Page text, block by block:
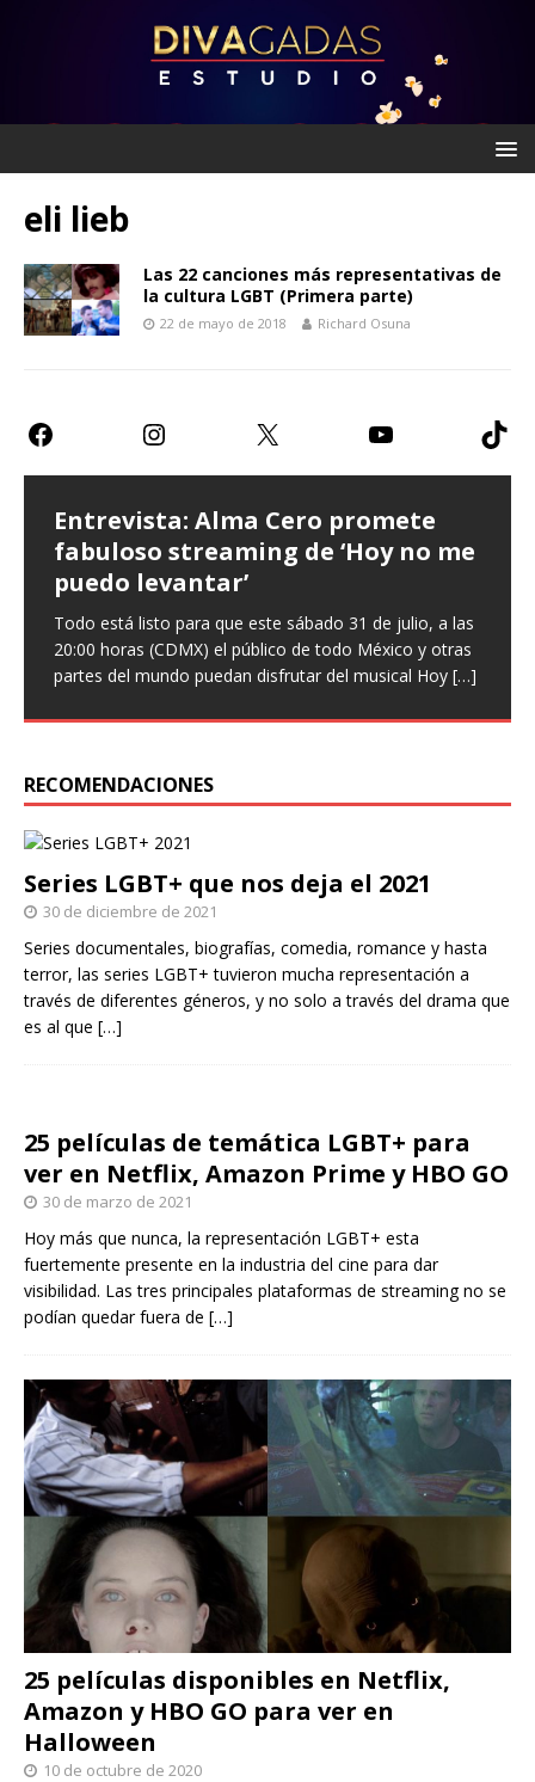
eli lieb
Las 22 canciones más representativas de
la cultura LGBT (Primera parte)
22 de mayo de 2018 Richard Osuna
Entrevista: Alma Cero promete
fabuloso streaming de ‘Hoy no me
puedo levantar’
Todo está listo para que este sábado 31 de julio, a las
20:00 horas (CDMX) el público de todo México y otras
partes del mundo puedan disfrutar del musical Hoy […]
Entrevista: Paulina Goto expresa
que ‘Nuestro amor es arte’ en
nuevo sencillo
Entrevista Divagadas por Richard Osuna (IG:
@beepbeeprichiemx)Fotografías: Cortesía Nuestro
amor es arte es el nuevo sencillo de Paulina Goto en la
Teatro CDMX: Prometen risas con
‘Infieles’, una obra llena de
enredos
Este miércoles llega una nueva función de la comedia
teatral Infieles, historia que promete Chapu Garza, uno
de los actores que forman parte de la obra, identificará
RECOMENDACIONES
Series LGBT+ que nos deja el 2021
30 de diciembre de 2021
Series documentales, biografías, comedia, romance y hasta
terror, las series LGBT+ tuvieron mucha representación a
través de diferentes géneros, y no solo a través del drama que
es al que […]
25 películas de temática LGBT+ para
ver en Netflix, Amazon Prime y HBO GO
30 de marzo de 2021
Hoy más que nunca, la representación LGBT+ esta
fuertemente presente en la industria del cine para dar
visibilidad. Las tres principales plataformas de streaming no se
podían quedar fuera de […]
25 películas disponibles en Netflix,
Amazon y HBO GO para ver en
Halloween
10 de octubre de 2020